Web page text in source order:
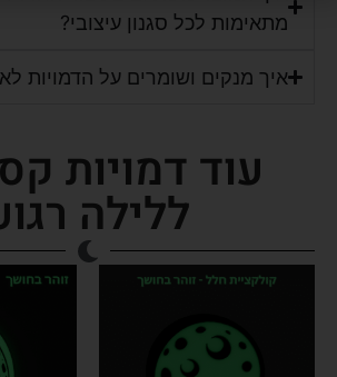
מתאימות לכל סגנון עיצובי?
איך מנקים ושומרים על הדמויות
עוד דמויות
ללילה